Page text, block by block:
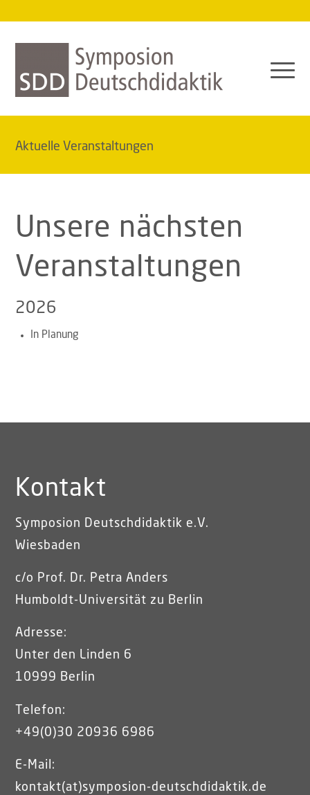
Aktuelle Veranstaltungen
Unsere nächsten
Veranstaltungen
2026
In Planung
Kontakt
Symposion Deutschdidaktik e.V.
Wiesbaden
c/o Prof. Dr. Petra Anders
Humboldt-Universität zu Berlin
Adresse:
Unter den Linden 6
10999 Berlin
Telefon:
+49(0)30 20936 6986
E-Mail:
kontakt(at)symposion-deutschdidaktik.de